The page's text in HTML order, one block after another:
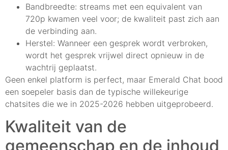
Bandbreedte: streams met een equivalent van
720p kwamen veel voor; de kwaliteit past zich aan
de verbinding aan.
Herstel: Wanneer een gesprek wordt verbroken,
wordt het gesprek vrijwel direct opnieuw in de
wachtrij geplaatst.
Geen enkel platform is perfect, maar Emerald Chat bood
een soepeler basis dan de typische willekeurige
chatsites die we in 2025-2026 hebben uitgeprobeerd.
Kwaliteit van de
gemeenschap en de inhoud